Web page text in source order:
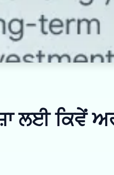
ਲਈ ਕਿਵੇਂ